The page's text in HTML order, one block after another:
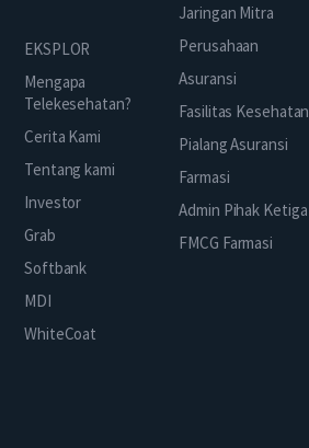
EKSPLOR
Mengapa
Telekesehatan?
Cerita Kami
Tentang kami
Investor
Grab
Softbank
MDI
WhiteCoat
Jaringan Mitra
Perusahaan
Asuransi
Fasilitas Kesehatan
Pialang Asuransi
Farmasi
Admin Pihak Ketiga
FMCG Farmasi